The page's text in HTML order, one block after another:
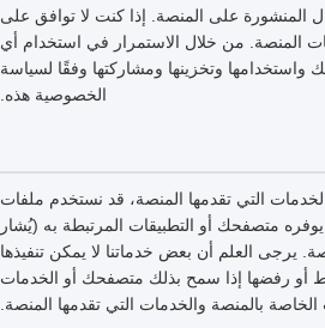
المنشورة على المنصة. إذا كنت لا توافق على
من خلال الاستمرار في استخدام أي
وتخزينها ومشاركتها وفقًا لسياسة
الخصوصية هذه.
التي تقدمها المنصة، قد نستخدم ملفات
متصفحك أو التطبيقات المرتبطة به (يُشار
يرجى العلم أن بعض خدماتنا لا يمكن تنفيذها
أو رفضها إذا سمح بذلك متصفحك أو الخدمات
بالمنصة والخدمات التي تقدمها المنصة.